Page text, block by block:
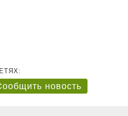
новость